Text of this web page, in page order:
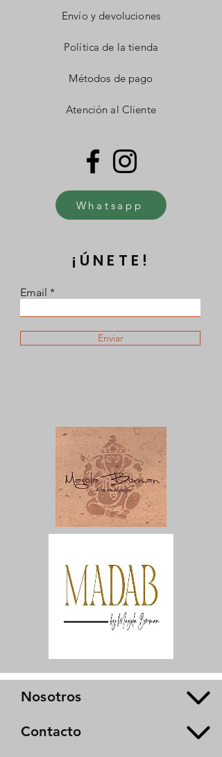
Envío y devoluciones
Política de la tienda
Métodos de pago
Atención al Cliente
Whatsapp
¡ÚNETE!
Email
Enviar
Nosotros
Contacto